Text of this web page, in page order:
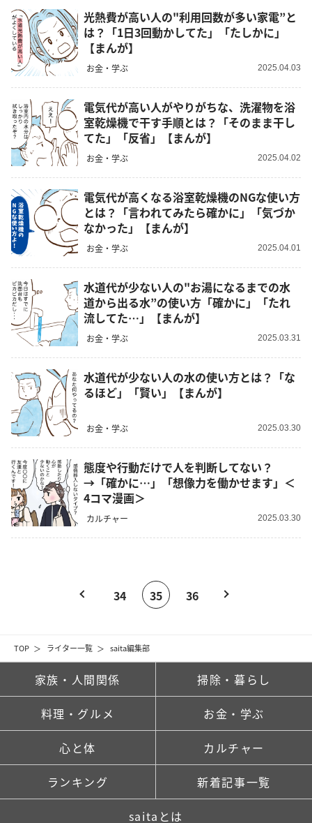
TOP ライター一覧 saita編集部
光熱費が高い人の"利用回数が多い家電”と
は？「1日3回動かしてた」「たしかに」
【まんが】
お金・学ぶ 2025.04.03
電気代が高い人がやりがちな、洗濯物を浴
室乾燥機で干す手順とは？「そのまま干し
てた」「反省」【まんが】
お金・学ぶ 2025.04.02
電気代が高くなる浴室乾燥機のNGな使い方
とは？「言われてみたら確かに」「気づか
なかった」【まんが】
お金・学ぶ 2025.04.01
水道代が少ない人の"お湯になるまでの水
道から出る水”の使い方「確かに」「たれ
流してた…」【まんが】
お金・学ぶ 2025.03.31
水道代が少ない人の水の使い方とは？「な
るほど」「賢い」【まんが】
お金・学ぶ 2025.03.30
態度や行動だけで人を判断してない？
→「確かに…」「想像力を働かせます」＜
4コマ漫画＞
カルチャー 2025.03.30
34 35 36
家族・人間関係 掃除・暮らし
料理・グルメ お金・学ぶ
心と体 カルチャー
ランキング 新着記事一覧
saitaとは